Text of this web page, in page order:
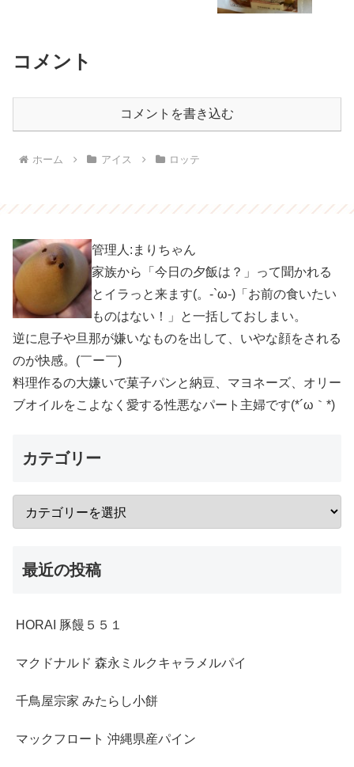
コメント
コメントを書き込む
ホーム アイス ロッテ
管理人:まりちゃん
家族から「今日の夕飯は？」って聞かれる
とイラっと来ます(。-`ω-)「お前の食いたい
ものはない！」と一括しておしまい。
逆に息子や旦那が嫌いなものを出して、いやな顔をされる
のが快感。(￣ー￣)
料理作るの大嫌いで菓子パンと納豆、マヨネーズ、オリー
ブオイルをこよなく愛する性悪なパート主婦です(*´ω｀*)
カテゴリー
最近の投稿
HORAI 豚饅５５１
マクドナルド 森永ミルクキャラメルパイ
千鳥屋宗家 みたらし小餅
マックフロート 沖縄県産パイン